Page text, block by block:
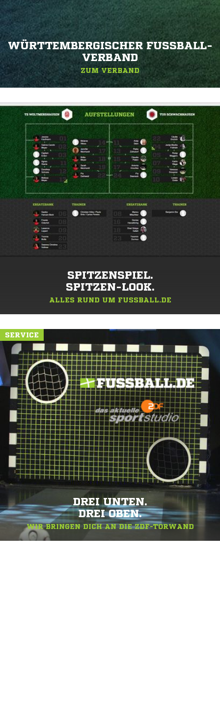
WÜRTTEMBERGISCHER FUSSBALL-V
ERBAND
ZUM VERBAND
SPITZENSPIEL.
SPITZEN-LOOK.
ALLES RUND UM FUSSBALL.DE
SERVICE
DREI UNTEN.
DREI OBEN.
WIR BRINGEN DICH AN DIE ZDF-TORWAND